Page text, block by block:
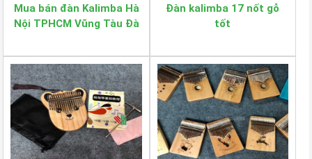
Mua bán đàn Kalimba Hà
Nội TPHCM Vũng Tàu Đà
Đàn kalimba 17 nốt gỗ
tốt